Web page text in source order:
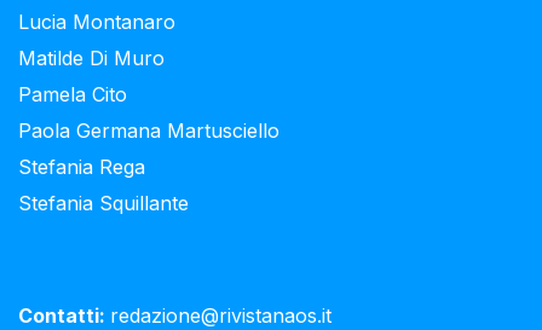
Lucia Montanaro
Matilde Di Muro
Pamela Cito
Paola Germana Martusciello
Stefania Rega
Stefania Squillante
Contatti: redazione@rivistanaos.it